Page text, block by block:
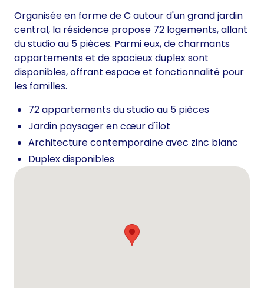
Organisée en forme de C autour d'un grand jardin
central, la résidence propose 72 logements, allant
du studio au 5 pièces. Parmi eux, de charmants
appartements et de spacieux duplex sont
disponibles, offrant espace et fonctionnalité pour
les familles.
72 appartements du studio au 5 pièces
Jardin paysager en cœur d'îlot
Architecture contemporaine avec zinc blanc
Duplex disponibles